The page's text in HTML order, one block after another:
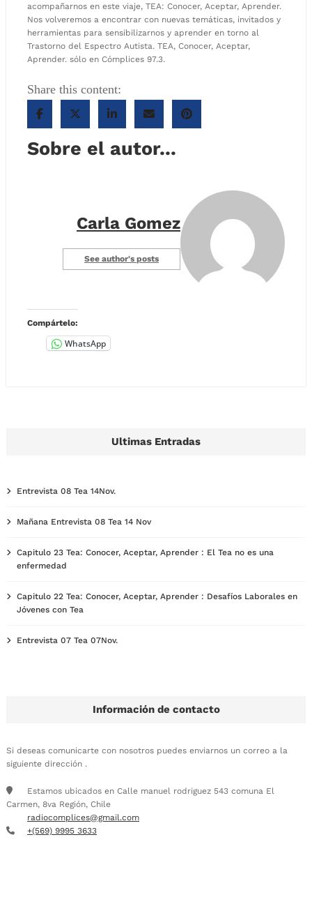
acompañarnos en este viaje, TEA: Conocer, Aceptar, Aprender.
Nos volveremos a encontrar con nuevas temáticas, invitados y
herramientas para sensibilizarnos y aprender en torno al
Trastorno del Espectro Autista. TEA, Conocer, Aceptar,
Aprender. sólo en Cómplices 97.3.
Share this content:
Sobre el autor...
Carla Gomez
See author's posts
Compártelo:
WhatsApp
Ultimas Entradas
Entrevista 08 Tea 14Nov.
Mañana Entrevista 08 Tea 14 Nov
Capitulo 23 Tea: Conocer, Aceptar, Aprender : El Tea no es una
enfermedad
Capitulo 22 Tea: Conocer, Aceptar, Aprender : Desafíos Laborales en
Jóvenes con Tea
Entrevista 07 Tea 07Nov.
Información de contacto
Si deseas comunicarte con nosotros puedes enviarnos un correo a la
siguiente dirección .
Estamos ubicados en Calle manuel rodriguez 543 comuna El
Carmen, 8va Región, Chile
radiocomplices@gmail.com
+(569) 9995 3633